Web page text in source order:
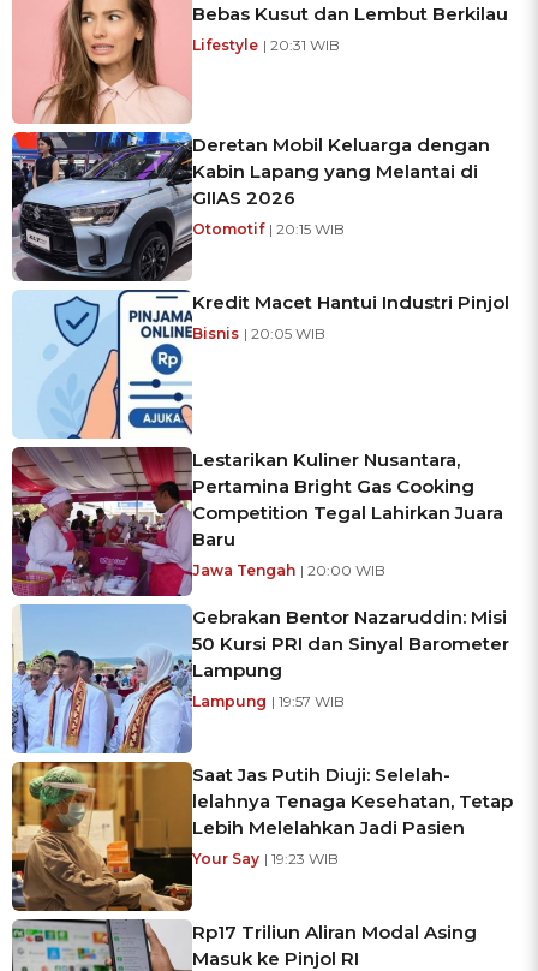
Bebas Kusut dan Lembut Berkilau
Lifestyle | 20:31 WIB
Deretan Mobil Keluarga dengan
Kabin Lapang yang Melantai di
GIIAS 2026
Otomotif | 20:15 WIB
Kredit Macet Hantui Industri Pinjol
Bisnis | 20:05 WIB
Lestarikan Kuliner Nusantara,
Pertamina Bright Gas Cooking
Competition Tegal Lahirkan Juara
Baru
Jawa Tengah | 20:00 WIB
Gebrakan Bentor Nazaruddin: Misi
50 Kursi PRI dan Sinyal Barometer
Lampung
Lampung | 19:57 WIB
Saat Jas Putih Diuji: Selelah-
lelahnya Tenaga Kesehatan, Tetap
Lebih Melelahkan Jadi Pasien
Your Say | 19:23 WIB
Rp17 Triliun Aliran Modal Asing
Masuk ke Pinjol RI